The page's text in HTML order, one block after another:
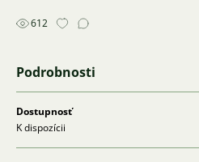
612
Podrobnosti
Dostupnosť
K dispozícii